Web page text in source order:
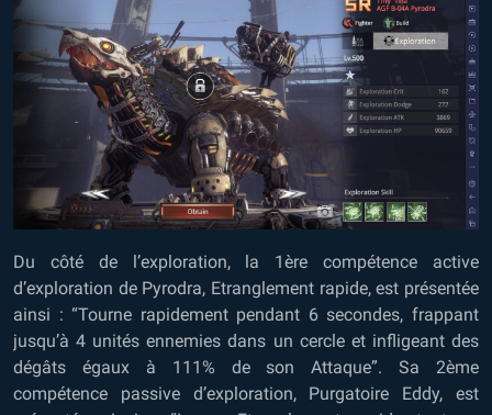
Du côté de l’exploration, la 1ère compétence active
d’exploration de Pyrodra, Etranglement rapide, est présentée
ainsi : “Tourne rapidement pendant 6 secondes, frappant
jusqu’à 4 unités ennemies dans un cercle et infligeant des
dégâts égaux à 111% de son Attaque”. Sa 2ème
compétence passive d’exploration, Purgatoire Eddy, est